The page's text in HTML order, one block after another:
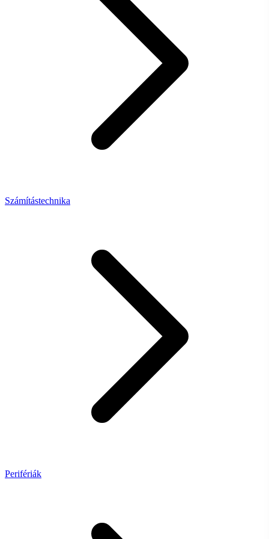
Számítástechnika
Perifériák